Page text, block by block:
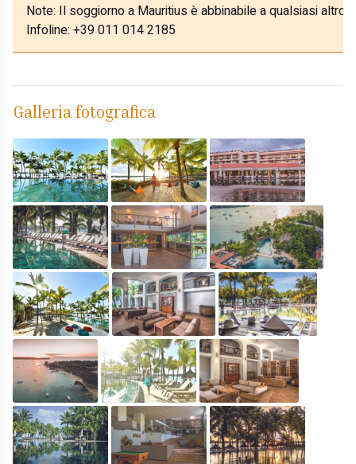
Note: Il soggiorno a Mauritius è abbinabile a qualsiasi altro
Infoline: +39 011 014 2185
Galleria fotografica